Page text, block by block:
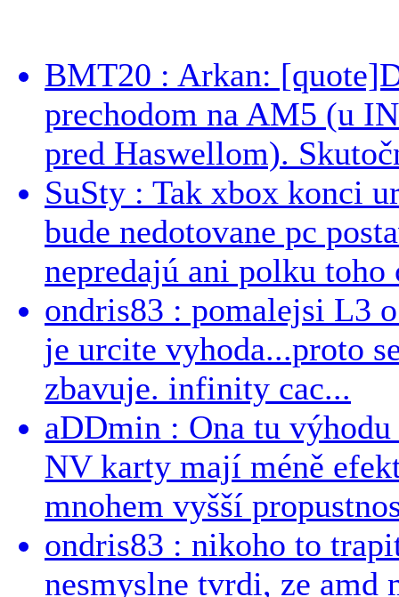
BMT20 : Arkan:
prechodom na AM5 (u
pred Haswellom).
SuSty : Tak xbox konci
bude nedotovane pc
nepredajú ani polku toho
ondris83 : pomalejsi L3
je urcite vyhoda...proto
zbavuje. infinity cac...
aDDmin : Ona tu
NV karty mají méně
mnohem vyšší
ondris83 : nikoho to
nesmyslne tvrdi, ze